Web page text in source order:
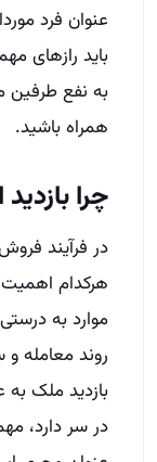
عنوان فرد
باید رازهای
به نفع طرفین
همراه باشید.
چرا
در فرآیند
هرکدام اهمیت
موارد به
روند معامله
بازدید ملک به
در سر دارد،